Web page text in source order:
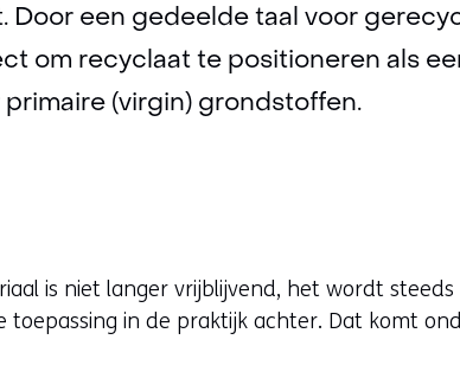
Door een gedeelde taal voor
om recyclaat te positioneren als
(virgin) grondstoffen.
is niet langer vrijblijvend, het wordt steeds
toepassing in de praktijk achter. Dat komt